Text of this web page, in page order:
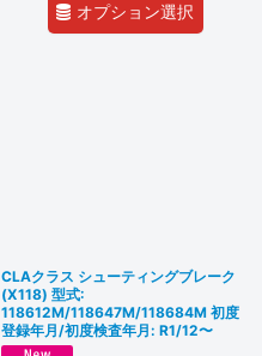
オプション選択
CLAクラス シューティングブレーク
(X118) 型式:
118612M/118647M/118684M 初度
登録年月/初度検査年月: R1/12〜